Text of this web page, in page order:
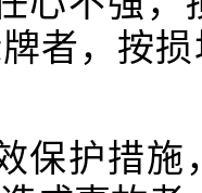
者，按
保护措施